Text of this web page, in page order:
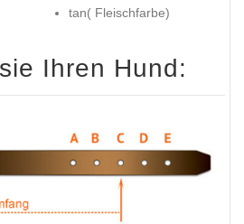
tan( Fleischfarbe)
Ihren Hund: